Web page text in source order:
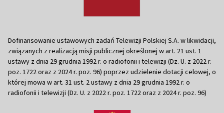
Dofinansowanie ustawowych zadań Telewizji Polskiej S.A. w likwidacji,
związanych z realizacją misji publicznej określonej w art. 21 ust. 1
ustawy z dnia 29 grudnia 1992 r. o radiofonii i telewizji (Dz. U. z 2022 r.
poz. 1722 oraz z 2024 r. poz. 96) poprzez udzielenie dotacji celowej, o
której mowa w art. 31 ust. 2 ustawy z dnia 29 grudnia 1992 r. o
radiofonii i telewizji (Dz. U. z 2022 r. poz. 1722 oraz z 2024 r. poz. 96)